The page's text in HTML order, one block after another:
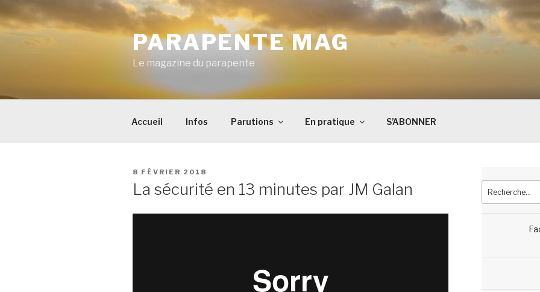
Aller
au
contenu
PARAPENTE MAG
Le magazine du parapente
Accueil Infos Parutions En pratique S’ABONNER
PUBLIÉ
8 FÉVRIER 2018
La sécurité en 13 minutes par JM Galan